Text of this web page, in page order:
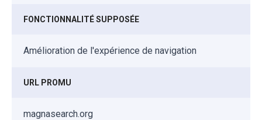
FONCTIONNALITÉ SUPPOSÉE
Amélioration de l'expérience de navigation
URL PROMU
magnasearch.org